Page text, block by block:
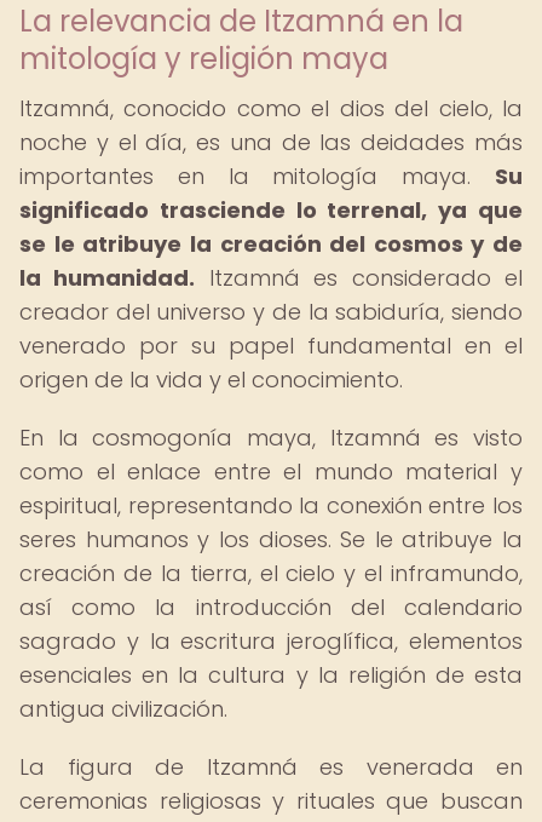
La relevancia de Itzamná en la
mitología y religión maya
Itzamná, conocido como el dios del cielo, la
noche y el día, es una de las deidades más
importantes en la mitología maya. Su
significado trasciende lo terrenal, ya que
se le atribuye la creación del cosmos y de
la humanidad. Itzamná es considerado el
creador del universo y de la sabiduría, siendo
venerado por su papel fundamental en el
origen de la vida y el conocimiento.
En la cosmogonía maya, Itzamná es visto
como el enlace entre el mundo material y
espiritual, representando la conexión entre los
seres humanos y los dioses. Se le atribuye la
creación de la tierra, el cielo y el inframundo,
así como la introducción del calendario
sagrado y la escritura jeroglífica, elementos
esenciales en la cultura y la religión de esta
antigua civilización.
La figura de Itzamná es venerada en
ceremonias religiosas y rituales que buscan